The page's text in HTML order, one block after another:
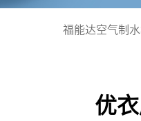
福能达空气制
优